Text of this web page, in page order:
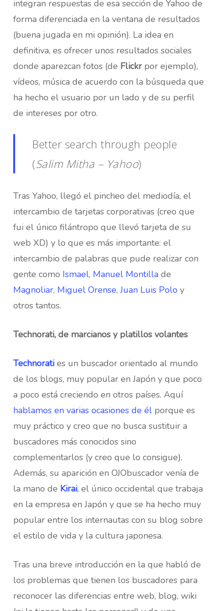
integran respuestas de esa sección de Yahoo de
forma diferenciada en la ventana de resultados
(buena jugada en mi opinión). La idea en
definitiva, es ofrecer unos resultados sociales
donde aparezcan fotos (de Flickrpor ejemplo),
vídeos, música de acuerdo con la búsqueda que
ha hecho el usuario por un lado y de su perfil
de intereses por otro.
Better search through people
(Salim Mitha – Yahoo)
Tras Yahoo, llegó el pincheo del mediodía, el
intercambio de tarjetas corporativas (creo que
fui el único filántropo que llevó tarjeta de su
web XD) y lo que es más importante: el
intercambio de palabras que pude realizar con
gente como Ismael, Manuel Montillade
Magnoliar, Miguel Orense,Juan Luis Poloy
otros tantos.
Technorati, de marcianos y platillos volantes
Technoraties un buscador orientado al mundo
de los blogs, muy popular en Japón y que poco
a poco está creciendo en otros países. Aquí
hablamos en varias ocasiones de élporque es
muy práctico y creo que no busca sustituir a
buscadores más conocidos sino
complementarlos (y creo que lo consigue).
Además, su aparición en OJObuscador venía de
la mano de Kirai, el único occidental que trabaja
en la empresa en Japón y que se ha hecho muy
popular entre los internautas con su blog sobre
el estilo de vida y la cultura japonesa.
Tras una breve introducción en la que habló de
los problemas que tienen los buscadores para
reconocer las diferencias entre web, blog, wiki